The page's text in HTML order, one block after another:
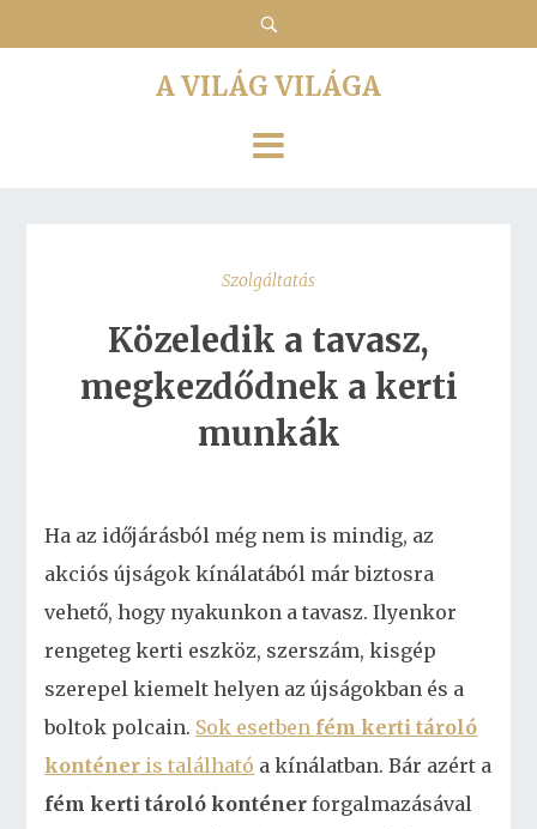
A VILÁG VILÁGA
Szolgáltatás
Közeledik a tavasz,
megkezdődnek a kerti
munkák
Ha az időjárásból még nem is mindig, az
akciós újságok kínálatából már biztosra
vehető, hogy nyakunkon a tavasz. Ilyenkor
rengeteg kerti eszköz, szerszám, kisgép
szerepel kiemelt helyen az újságokban és a
boltok polcain. Sok esetben fém kerti tároló
konténer is található a kínálatban. Bár azért a
fém kerti tároló konténer forgalmazásával